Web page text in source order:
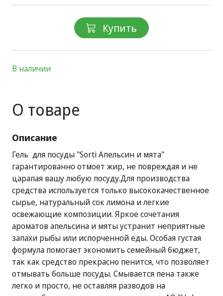
Купить
В наличии
О товаре
Описание
Гель для посуды "Sorti Апельсин и мята"
гарантированно отмоет жир, не повреждая и не
царапая вашу любую посуду.Для производства
средства используется только высококачественное
сырье, натуральный сок лимона и легкие
освежающие композиции. Яркое сочетания
ароматов апельсина и мяты устранит неприятные
запахи рыбы или испорченной еды. Особая густая
формула помогает экономить семейный бюджет,
так как средство прекрасно пенится, что позволяет
отмывать больше посуды. Смывается пена также
легко и просто, не оставляя разводов на